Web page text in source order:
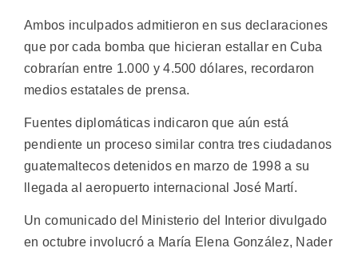
Ambos inculpados admitieron en sus declaraciones
que por cada bomba que hicieran estallar en Cuba
cobrarían entre 1.000 y 4.500 dólares, recordaron
medios estatales de prensa.
Fuentes diplomáticas indicaron que aún está
pendiente un proceso similar contra tres ciudadanos
guatemaltecos detenidos en marzo de 1998 a su
llegada al aeropuerto internacional José Martí.
Un comunicado del Ministerio del Interior divulgado
en octubre involucró a María Elena González, Nader